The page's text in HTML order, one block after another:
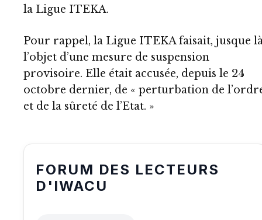
la Ligue ITEKA.
Pour rappel, la Ligue ITEKA faisait, jusque
l’objet d’une mesure de suspension
provisoire. Elle était accusée, depuis le 24
octobre dernier, de « perturbation de
et de la sûreté de l’Etat. »
FORUM DES LECTEURS
D'IWACU